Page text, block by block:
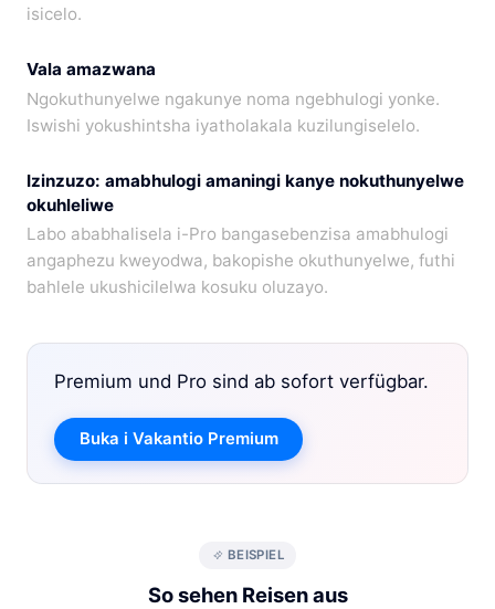
isicelo.
Vala amazwana
Ngokuthunyelwe ngakunye noma ngebhulogi yonke.
Iswishi yokushintsha iyatholakala kuzilungiselelo.
Izinzuzo: amabhulogi amaningi kanye nokuthunyelwe
okuhleliwe
Labo ababhalisela i-Pro bangasebenzisa amabhulogi
angaphezu kweyodwa, bakopishe okuthunyelwe, futhi
bahlele ukushicilelwa kosuku oluzayo.
Premium und Pro sind ab sofort verfügbar.
Buka i Vakantio Premium
BEISPIEL
So sehen Reisen aus